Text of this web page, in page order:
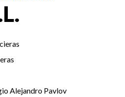
Alejandro Pavlov